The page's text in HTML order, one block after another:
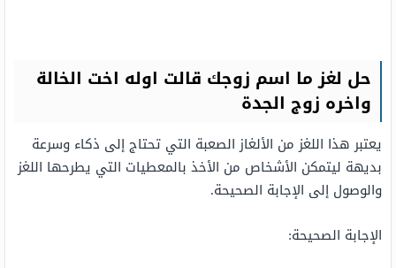
حل لغز ما اسم زوجك قالت اوله اخت الخالة
واخره زوج الجدة
يعتبر هذا اللغز من الألغاز الصعبة التي تحتاج إلى ذكاء وسرعة
بديهة ليتمكن الأشخاص من الأخذ بالمعطيات التي يطرحها اللغز
والوصول إلى الإجابة الصحيحة.
الإجابة الصحيحة: